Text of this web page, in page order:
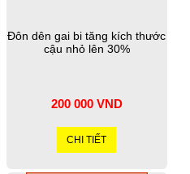
Đôn dên gai bi tăng kích thước
cậu nhỏ lên 30%
200 000 VND
CHI TIẾT